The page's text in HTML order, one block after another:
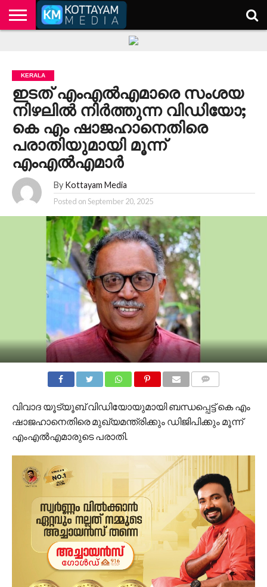
KERALA
ഇടത് എംഎല്‍എമാരെ സംശയ
നിഴലില്‍ നിര്‍ത്തുന്ന വിഡിയോ;
കെ എം ഷാജഹാനെതിരെ
പരാതിയുമായി മൂന്ന്
എംഎല്‍എമാര്‍
By Kottayam Media
Posted onSeptember 20, 2025
വിവാദ യൂട്യൂബ് വിഡിയോയുമായി ബന്ധപ്പെട്ട് കെ എം
ഷാജഹാനെതിരെ മുഖ്യമന്ത്രിക്കും ഡിജിപിക്കും മൂന്ന്
എംഎല്‍എമാരുടെ പരാതി.